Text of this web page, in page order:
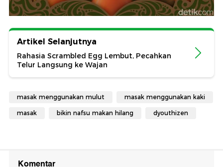
Artikel Selanjutnya
Rahasia Scrambled Egg Lembut, Pecahkan
Telur Langsung ke Wajan
masak menggunakan mulut masak menggunakan kaki
masak bikin nafsu makan hilang dyouthizen
Komentar